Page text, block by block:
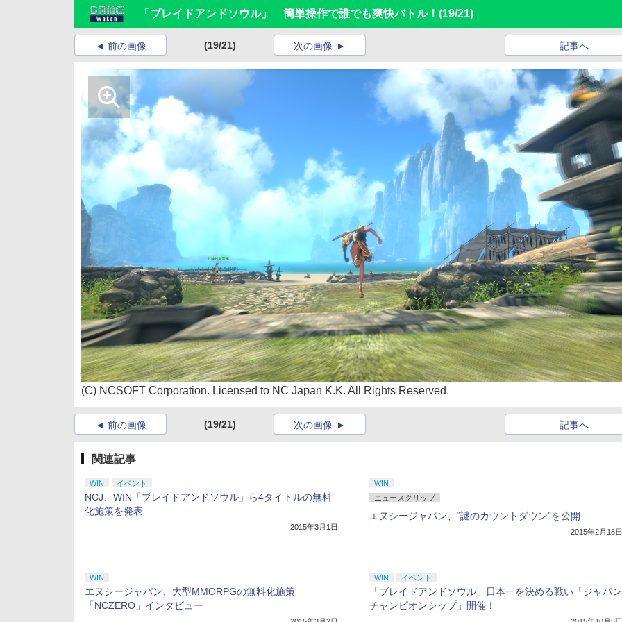
「ブレイドアンドソウル」 簡単操作で誰でも爽快バトル！ (19/21)
前の画像 (19/21) 記事へ
次の画像
(C) NCSOFT Corporation. Licensed to NC Japan K.K. All Rights Reserved.
前の画像 (19/21) 記事へ
次の画像
関連記事
WIN イベント
NCJ、WIN「ブレイドアンドソウル」ら4タイトルの無料
化施策を発表
2015年3月1日
WIN
ニュースクリップ
エヌシージャパン、“謎のカウントダウン”を公開
2015年2月18日
WIN
エヌシージャパン、大型MMORPGの無料化施策
「NCZERO」インタビュー
WIN イベント
「ブレイドアンドソウル」日本一を決める戦い「ジャパン
チャンピオンシップ」開催！